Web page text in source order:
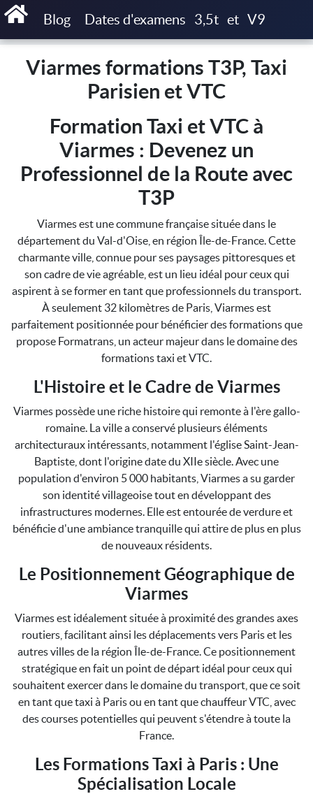
Blog Dates d'examens 3,5t et V9
Accueil Viarmes formations T3P, Taxi Parisien et VTC
Viarmes formations T3P, Taxi
Parisien et VTC
Formation Taxi et VTC à
Viarmes : Devenez un
Professionnel de la Route avec
T3P
Viarmes est une commune française située dans le
département du Val-d'Oise, en région Île-de-France. Cette
charmante ville, connue pour ses paysages pittoresques et
son cadre de vie agréable, est un lieu idéal pour ceux qui
aspirent à se former en tant que professionnels du transport.
À seulement 32 kilomètres de Paris, Viarmes est
parfaitement positionnée pour bénéficier des formations que
propose Formatrans, un acteur majeur dans le domaine des
formations taxi et VTC.
L'Histoire et le Cadre de Viarmes
Viarmes possède une riche histoire qui remonte à l'ère gallo-
romaine. La ville a conservé plusieurs éléments
architecturaux intéressants, notamment l'église Saint-Jean-
Baptiste, dont l'origine date du XIIe siècle. Avec une
population d'environ 5 000 habitants, Viarmes a su garder
son identité villageoise tout en développant des
infrastructures modernes. Elle est entourée de verdure et
bénéficie d'une ambiance tranquille qui attire de plus en plus
de nouveaux résidents.
Le Positionnement Géographique de
Viarmes
Viarmes est idéalement située à proximité des grandes axes
routiers, facilitant ainsi les déplacements vers Paris et les
autres villes de la région Île-de-France. Ce positionnement
stratégique en fait un point de départ idéal pour ceux qui
souhaitent exercer dans le domaine du transport, que ce soit
en tant que taxi à Paris ou en tant que chauffeur VTC, avec
des courses potentielles qui peuvent s'étendre à toute la
France.
Les Formations Taxi à Paris : Une
Spécialisation Locale